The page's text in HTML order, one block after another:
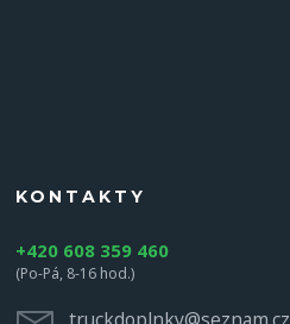
KONTAKTY
+420 608 359 460
(Po-Pá, 8-16 hod.)